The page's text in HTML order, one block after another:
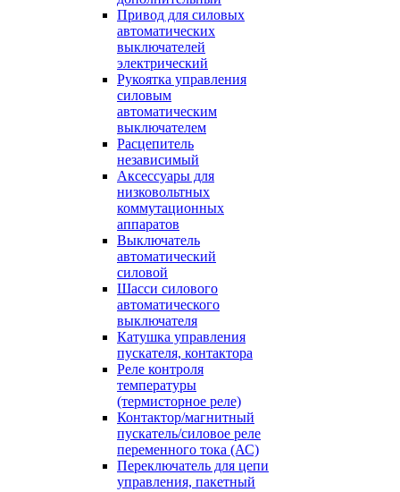
Привод для силовых
автоматических
выключателей
электрический
Рукоятка управления
силовым
автоматическим
выключателем
Расцепитель
независимый
Аксессуары для
низковольтных
коммутационных
аппаратов
Выключатель
автоматический
силовой
Шасси силового
автоматического
выключателя
Катушка управления
пускателя, контактора
Реле контроля
температуры
(термисторное реле)
Контактор/магнитный
пускатель/силовое реле
переменного тока (АС)
Переключатель для цепи
управления, пакетный